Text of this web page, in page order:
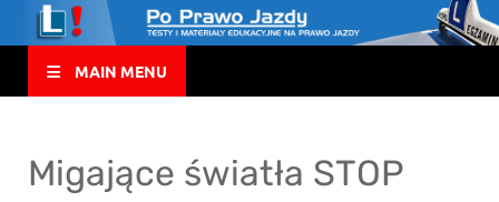
MAIN MENU
Migające światła STOP